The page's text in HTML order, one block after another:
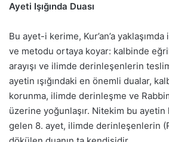
Ayeti Işığında Duası
Bu ayet-i kerime, Kur’an’a
ve metodu ortaya koyar: kalbinde
arayışı ve ilimde derinleşenlerin
ayetin ışığındaki en önemli dualar,
korunma, ilimde derinleşme ve
üzerine yoğunlaşır. Nitekim bu ayetin
gelen 8. ayet, ilimde derinleşenlerin